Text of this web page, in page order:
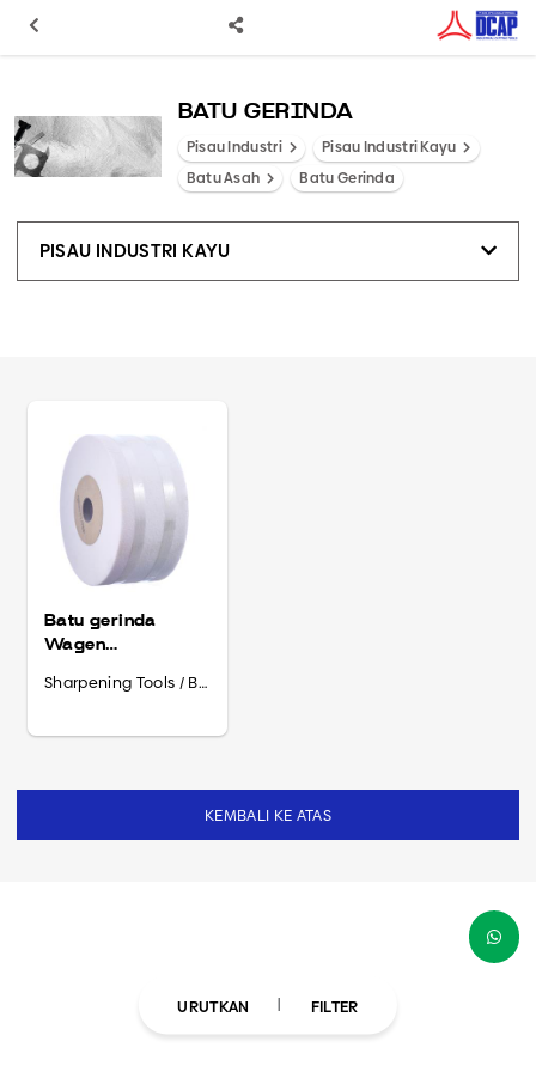
BATU GERINDA
Pisau Industri
Pisau Industri Kayu
Batu Asah
Batu Gerinda
PISAU INDUSTRI KAYU
Batu gerinda
Wagen
Sharpening Tools / Batu Gerinda
KEMBALI KE ATAS
URUTKAN FILTER